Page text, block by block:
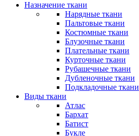
Назначение ткани
Нарядные ткани
Пальтовые ткани
Костюмные ткани
Блузочные ткани
Плательные ткани
Курточные ткани
Рубашечные ткани
Дубленочные ткани
Подкладочные ткани
Виды ткани
Атлас
Бархат
Батист
Букле